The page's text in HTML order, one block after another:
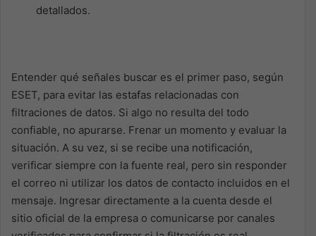
detallados.
Entender qué señales buscar es el primer paso, según
ESET, para evitar las estafas relacionadas con
filtraciones de datos. Si algo no resulta del todo
confiable, no apurarse. Frenar un momento y evaluar la
situación. A su vez, si se recibe una notificación,
verificar siempre con la fuente real, pero sin responder
el correo ni utilizar los datos de contacto incluidos en el
mensaje. Ingresar directamente a la cuenta desde el
sitio oficial de la empresa o comunicarse por canales